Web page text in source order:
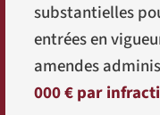
substantielles
entrées en
amendes
000 € par